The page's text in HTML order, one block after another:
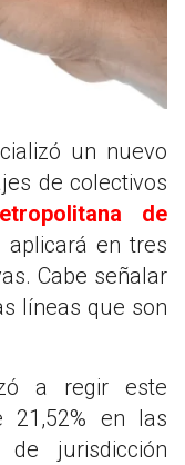
de colectivos
de
aplicará en tres
Cabe señalar
líneas que son
a regir este
en las
jurisdicción